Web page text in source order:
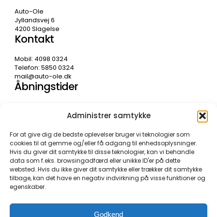
Administrer samtykke
For at give dig de bedste oplevelser bruger vi teknologier som
cookies til at gemme og/eller få adgang til enhedsoplysninger.
Hvis du giver dit samtykke til disse teknologier, kan vi behandle
data som f.eks. browsingadfærd eller unikke ID'er på dette
websted. Hvis du ikke giver dit samtykke eller trækker dit samtykke
tilbage, kan det have en negativ indvirkning på visse funktioner og
egenskaber.
Godkend
Auto-Ole
Jyllandsvej 6
4200 Slagelse
Kontakt
Mobil: 4098 0324
Telefon: 5850 0324
mail@auto-ole.dk
Åbningstider